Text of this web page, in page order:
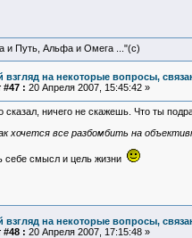
и Путь, Альфа и Омега ..."(с)
взгляд на некоторые вопросы,
#47 : 20 Апреля 2007, 15:45:42 »
сказал, ничего не скажешь. Что ты
хочется все разбомбить на
себе смысл и цель жизни
взгляд на некоторые вопросы,
#48 : 20 Апреля 2007, 17:15:48 »